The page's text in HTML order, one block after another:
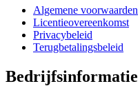
Algemene voorwaarden
Licentieovereenkomst
Privacybeleid
Terugbetalingsbeleid
Bedrijfsinformatie